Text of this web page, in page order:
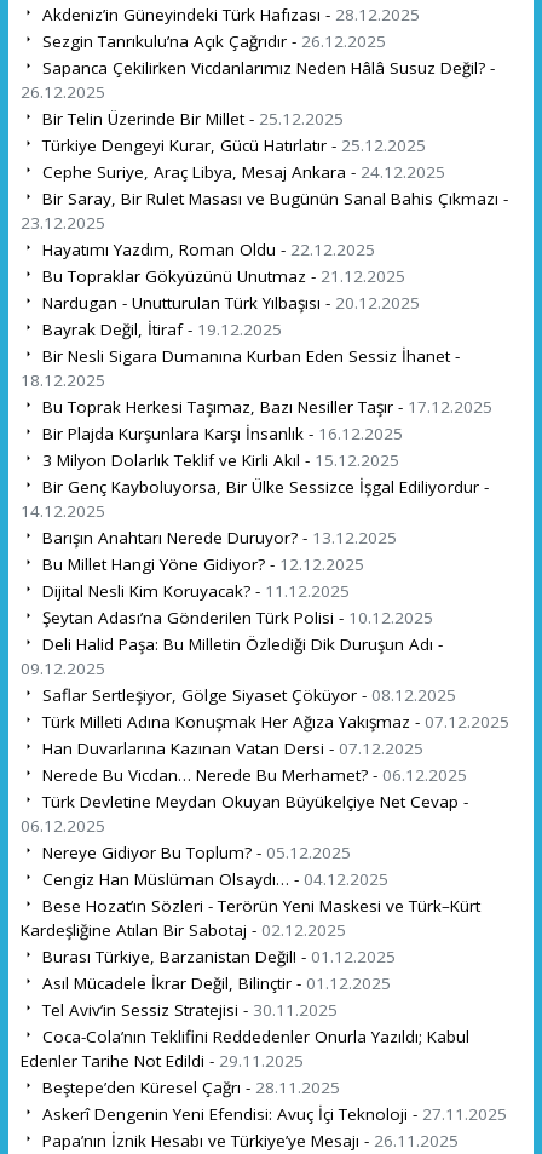
Akdeniz’in Güneyindeki Türk Hafızası - 28.12.2025
Sezgin Tanrıkulu’na Açık Çağrıdır - 26.12.2025
Sapanca Çekilirken Vicdanlarımız Neden Hâlâ Susuz Değil? -
26.12.2025
Bir Telin Üzerinde Bir Millet - 25.12.2025
Türkiye Dengeyi Kurar, Gücü Hatırlatır - 25.12.2025
Cephe Suriye, Araç Libya, Mesaj Ankara - 24.12.2025
Bir Saray, Bir Rulet Masası ve Bugünün Sanal Bahis Çıkmazı -
23.12.2025
Hayatımı Yazdım, Roman Oldu - 22.12.2025
Bu Topraklar Gökyüzünü Unutmaz - 21.12.2025
Nardugan - Unutturulan Türk Yılbaşısı - 20.12.2025
Bayrak Değil, İtiraf - 19.12.2025
Bir Nesli Sigara Dumanına Kurban Eden Sessiz İhanet -
18.12.2025
Bu Toprak Herkesi Taşımaz, Bazı Nesiller Taşır - 17.12.2025
Bir Plajda Kurşunlara Karşı İnsanlık - 16.12.2025
3 Milyon Dolarlık Teklif ve Kirli Akıl - 15.12.2025
Bir Genç Kayboluyorsa, Bir Ülke Sessizce İşgal Ediliyordur -
14.12.2025
Barışın Anahtarı Nerede Duruyor? - 13.12.2025
Bu Millet Hangi Yöne Gidiyor? - 12.12.2025
Dijital Nesli Kim Koruyacak? - 11.12.2025
Şeytan Adası’na Gönderilen Türk Polisi - 10.12.2025
Deli Halid Paşa: Bu Milletin Özlediği Dik Duruşun Adı -
09.12.2025
Saflar Sertleşiyor, Gölge Siyaset Çöküyor - 08.12.2025
Türk Milleti Adına Konuşmak Her Ağıza Yakışmaz - 07.12.2025
Han Duvarlarına Kazınan Vatan Dersi - 07.12.2025
Nerede Bu Vicdan… Nerede Bu Merhamet? - 06.12.2025
Türk Devletine Meydan Okuyan Büyükelçiye Net Cevap -
06.12.2025
Nereye Gidiyor Bu Toplum? - 05.12.2025
Cengiz Han Müslüman Olsaydı… - 04.12.2025
Bese Hozat’ın Sözleri - Terörün Yeni Maskesi ve Türk–Kürt
Kardeşliğine Atılan Bir Sabotaj - 02.12.2025
Burası Türkiye, Barzanistan Değil! - 01.12.2025
Asıl Mücadele İkrar Değil, Bilinçtir - 01.12.2025
Tel Aviv’in Sessiz Stratejisi - 30.11.2025
Coca-Cola’nın Teklifini Reddedenler Onurla Yazıldı; Kabul
Edenler Tarihe Not Edildi - 29.11.2025
Beştepe’den Küresel Çağrı - 28.11.2025
Askerî Dengenin Yeni Efendisi: Avuç İçi Teknoloji - 27.11.2025
Papa’nın İznik Hesabı ve Türkiye’ye Mesajı - 26.11.2025